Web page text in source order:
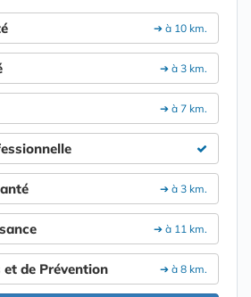
➔ à 10 km.
➔ à 3 km.
➔ à 7 km.
➔ à 3 km.
➔ à 11 km.
➔ à 8 km.
et de Prévention